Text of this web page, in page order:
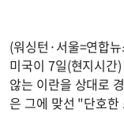
(워싱턴·서울=연합
미국이 7일(현지시간
않는 이란을 상대로
은 그에 맞선 "단호